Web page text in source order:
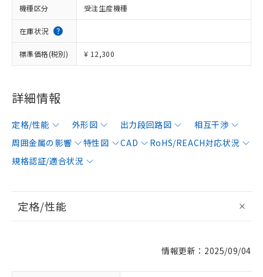
機種区分 受注生産機種
在庫状況
標準価格(税別) ¥ 12,300
詳細情報
定格/性能 外形図 出力段回路図
相互干渉
周囲金属の影響
特性図 CAD
RoHS/REACH対応状況
規格認証/適合状況
定格/性能
情報更新：2025/09/04